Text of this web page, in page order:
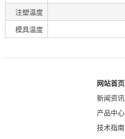
注塑温度
模具温度
网站首页
新闻资讯
产品中心
技术指南